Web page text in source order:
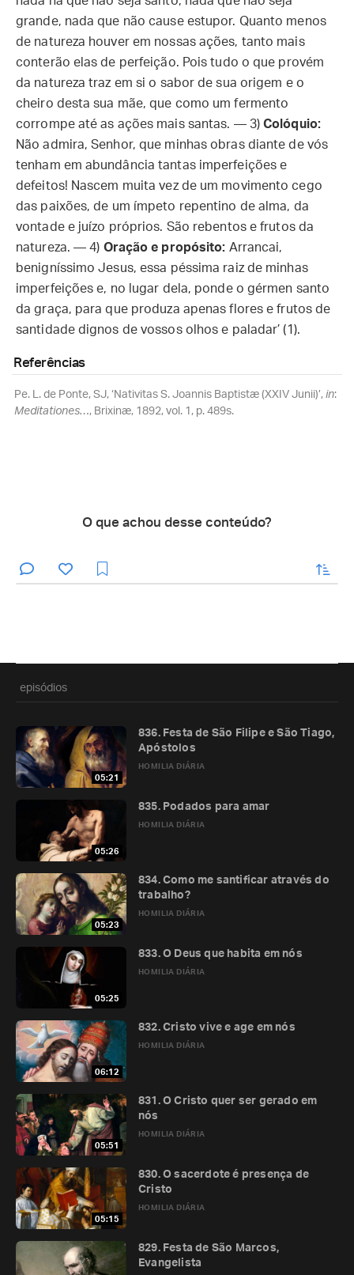
grande, nada que não cause estupor. Quanto menos
de natureza houver em nossas ações, tanto mais
conterão elas de perfeição. Pois tudo o que provém
da natureza traz em si o sabor de sua origem e o
cheiro desta sua mãe, que como um fermento
corrompe até as ações mais santas. — 3)Colóquio:
Não admira, Senhor, que minhas obras diante de vós
tenham em abundância tantas imperfeições e
defeitos! Nascem muita vez de um movimento cego
das paixões, de um ímpeto repentino de alma, da
vontade e juízo próprios. São rebentos e frutos da
natureza. — 4) Oração e propósito: Arrancai,
benigníssimo Jesus, essa péssima raiz de minhas
imperfeições e, no lugar dela, ponde o gérmen santo
da graça, para que produza apenas flores e frutos de
santidade dignos de vossos olhos e paladar’ (1).
Referências
Pe. L. de Ponte, SJ, ‘Nativitas S. Joannis Baptistæ (XXIV Junii)’, in:
Meditationes…, Brixinæ, 1892, vol. 1, p. 489s.
O que achou desse conteúdo?
enviar
episódios
05:21
HOMILIA DIÁRIA
836. Festa de São Filipe e São Tiago,
Apóstolos
05:26
HOMILIA DIÁRIA
835. Podados para amar
05:23
HOMILIA DIÁRIA
834. Como me santificar através do
trabalho?
05:25
HOMILIA DIÁRIA
833. O Deus que habita em nós
06:12
HOMILIA DIÁRIA
832. Cristo vive e age em nós
05:51
HOMILIA DIÁRIA
831. O Cristo quer ser gerado em
nós
05:15
HOMILIA DIÁRIA
830. O sacerdote é presença de
Cristo
829. Festa de São Marcos,
Evangelista